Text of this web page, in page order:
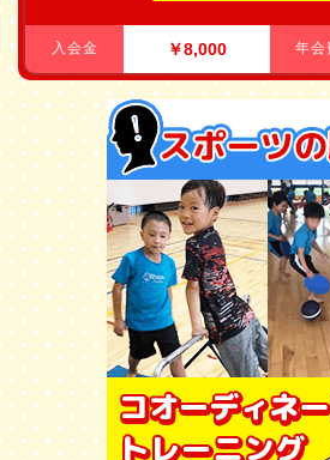
入会金 ￥8,000 年会